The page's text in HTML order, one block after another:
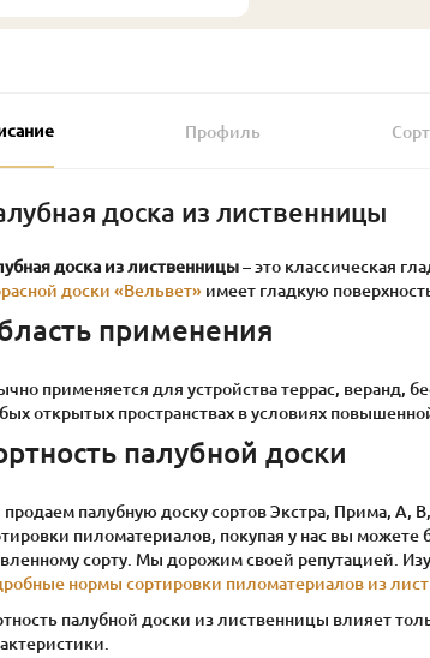
Профиль
доска из лиственницы
доска из лиственницы– это классическая
доски «Вельвет» имеет гладкую
применения
применяется для устройства террас, веранд,
открытых пространствах в условиях
палубной доски
палубную доску сортов Экстра, Прима, А,
пиломатериалов, покупая у нас вы можете
сорту. Мы дорожим своей репутацией.
нормы сортировки пиломатериалов из
палубной доски из лиственницы влияет